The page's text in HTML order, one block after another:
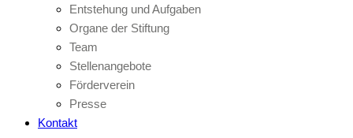
Entstehung und Aufgaben
Organe der Stiftung
Team
Stellenangebote
Förderverein
Presse
Kontakt